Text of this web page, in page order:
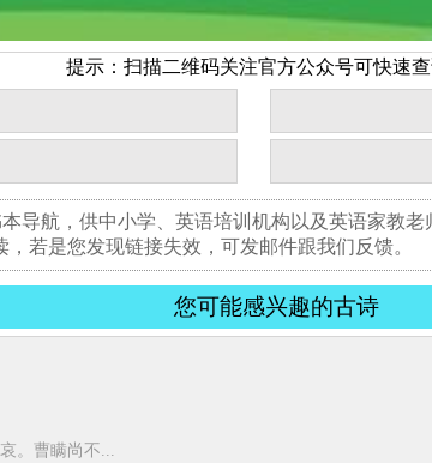
提示：扫描二维码关注官方公众号可快速
导航，供中小学、英语培训机构以及英语家教
若是您发现链接失效，可发邮件跟我们反馈。
您可能感兴趣的古诗
。曹瞒尚不...